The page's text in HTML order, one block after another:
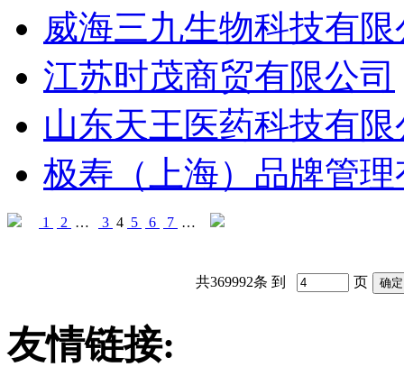
威海三九生物科技有
江苏时茂商贸有限公司
山东天王医药科技有
极寿（上海）品牌管理
1 2 … 3 4 5 6 7 …
共369992条 到 页
友情链接: